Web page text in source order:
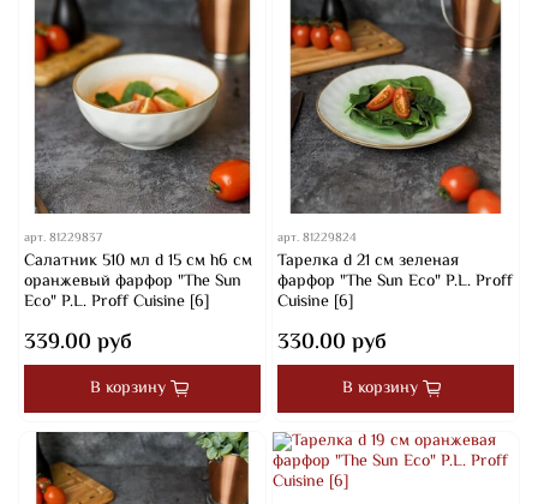
арт.81229837
Салатник 510 мл d 15 см h6 см
оранжевый фарфор "The Sun
Eco" P.L. Proff Cuisine [6]
339.00 руб
В корзину
арт.81229824
Тарелка d 21 см зеленая
фарфор "The Sun Eco" P.L. Proff
Cuisine [6]
330.00 руб
В корзину